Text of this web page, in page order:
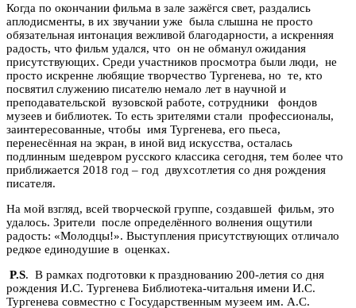
Когда по окончании фильма в зале зажёгся свет, раздались
аплодисменты, в их звучании уже была слышна не просто
обязательная интонация вежливой благодарности, а искренняя
радость, что фильм удался, что он не обманул ожидания
присутствующих. Среди участников просмотра были люди, не
просто искренне любящие творчество Тургенева, но те, кто
посвятил служению писателю немало лет в научной и
преподавательской вузовской работе, сотрудники фондов
музеев и библиотек. То есть зрителями стали профессионалы,
заинтересованные, чтобы имя Тургенева, его пьеса,
перенесённая на экран, в иной вид искусства, осталась
подлинным шедевром русского классика сегодня, тем более что
приближается 2018 год – год двухсотлетия со дня рождения
писателя.
На мой взгляд, всей творческой группе, создавшей фильм, это
удалось. Зрители после определённого волнения ощутили
радость: «Молодцы!». Выступления присутствующих отличало
редкое единодушие в оценках.
P.S. В рамках подготовки к празднованию 200-летия со дня
рождения И.С. Тургенева Библиотека-читальня имени И.С.
Тургенева совместно с Государственным музеем им. А.С.